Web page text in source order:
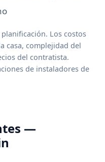
Los costos
casa, complejidad del
del contratista.
de instaladores de
—